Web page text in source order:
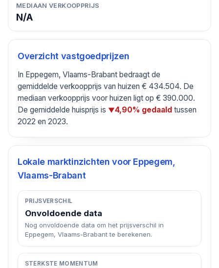
MEDIAAN VERKOOPPRIJS
N/A
Overzicht vastgoedprijzen
In Eppegem, Vlaams-Brabant bedraagt de
gemiddelde verkoopprijs van huizen € 434.504. De
mediaan verkoopprijs voor huizen ligt op € 390.000.
De gemiddelde huisprijs is ▼4,90% gedaald tussen
2022 en 2023.
Lokale marktinzichten voor Eppegem,
Vlaams-Brabant
PRIJSVERSCHIL
Onvoldoende data
Nog onvoldoende data om het prijsverschil in
Eppegem, Vlaams-Brabant te berekenen.
STERKSTE MOMENTUM